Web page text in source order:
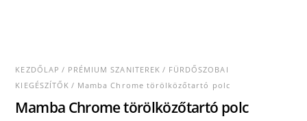
KEZDŐLAP / PRÉMIUM SZANITEREK / FÜRDŐSZOBAI
KIEGÉSZÍTŐK / Mamba Chrome törölközőtartó polc
Mamba Chrome törölközőtartó polc